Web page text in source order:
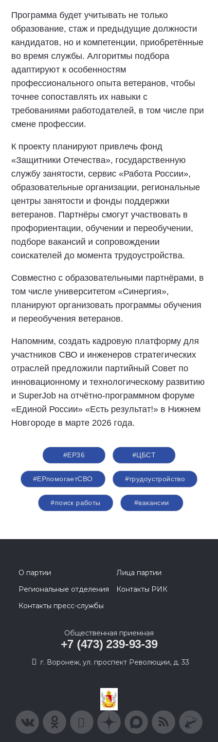
Программа будет учитывать не только
образование, стаж и предыдущие должности
кандидатов, но и компетенции, приобретённые
во время службы. Алгоритмы подбора
адаптируют к особенностям
профессионального опыта ветеранов, чтобы
точнее сопоставлять их навыки с
требованиями работодателей, в том числе при
смене профессии.
К проекту планируют привлечь фонд
«Защитники Отечества», государственную
службу занятости, сервис «Работа России»,
образовательные организации, региональные
центры занятости и фонды поддержки
ветеранов. Партнёры смогут участвовать в
профориентации, обучении и переобучении,
подборе вакансий и сопровождении
соискателей до момента трудоустройства.
Совместно с образовательными партнёрами, в
том числе университетом «Синергия»,
планируют организовать программы обучения
и переобучения ветеранов.
Напомним, создать кадровую платформу для
участников СВО и инженеров стратегических
отраслей предложили партийный Совет по
инновационному и технологическому развитию
и SuperJob на отчётно-программном форуме
«Единой России» «Есть результат!» в Нижнем
Новгороде в марте 2026 года.
#ЕР36 #ЦБСТ
#ЕРпомогаетСВО #трудоустройство
#поиск работы #вакансии
О партии
Лица партии
Региональные отделения
Контакты РИК
Контакты пресс-службы
Общественная приемная
+7 (473) 239-93-39
г. Воронеж, ул. проспект Революции, д. 33